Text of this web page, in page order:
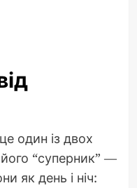
один із двох
його “суперник” —
як день і ніч: